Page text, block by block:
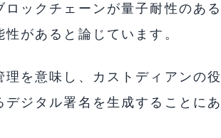
ックチェーンが量子耐性のある
があると論じています。
を意味し、カストディアンの役
ジタル署名を生成することにあ